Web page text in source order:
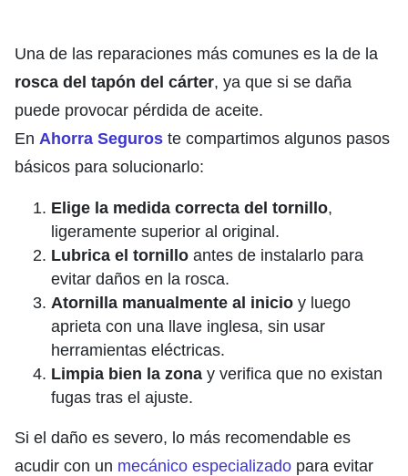
Una de las reparaciones más comunes es la de la
rosca del tapón del cárter, ya que si se daña
puede provocar pérdida de aceite.
En Ahorra Seguros te compartimos algunos pasos
básicos para solucionarlo:
Elige la medida correcta del tornillo,
ligeramente superior al original.
Lubrica el tornillo antes de instalarlo para
evitar daños en la rosca.
Atornilla manualmente al inicio y luego
aprieta con una llave inglesa, sin usar
herramientas eléctricas.
Limpia bien la zona y verifica que no existan
fugas tras el ajuste.
Si el daño es severo, lo más recomendable es
acudir con un mecánico especializado para evitar